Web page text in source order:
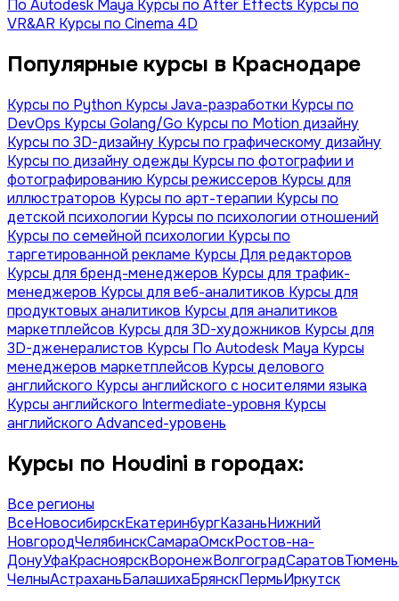
По Autodesk Maya Курсы по After Effects Курсы по
VR&AR Курсы по Cinema 4D
Популярные курсы в Краснодаре
Курсы по Python Курсы Java-разработки Курсы по
DevOps Курсы Golang/Go Курсы по Motion дизайну
Курсы по 3D-дизайну Курсы по графическому дизайну
Курсы по дизайну одежды Курсы по фотографии и
фотографированию Курсы режиссеров Курсы для
иллюстраторов Курсы по арт-терапии Курсы по
детской психологии Курсы по психологии отношений
Курсы по семейной психологии Курсы по
таргетированной рекламе Курсы Для редакторов
Курсы для бренд-менеджеров Курсы для трафик-
менеджеров Курсы для веб-аналитиков Курсы для
продуктовых аналитиков Курсы для аналитиков
маркетплейсов Курсы для 3D-художников Курсы для
3D-дженералистов Курсы По Autodesk Maya Курсы
менеджеров маркетплейсов Курсы делового
английского Курсы английского с носителями языка
Курсы английского Intermediate-уровня Курсы
английского Advanced-уровень
Курсы по Houdini в городах:
Все регионы
ВсеНовосибирскЕкатеринбургКазаньНижний
НовгородЧелябинскСамараОмскРостов-на-
ДонуУфаКрасноярскВоронежВолгоградСаратовТюмень
ЧелныАстраханьБалашихаБрянскПермьИркутск